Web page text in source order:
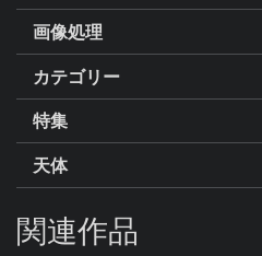
画像処理
カテゴリー
特集
天体
関連作品